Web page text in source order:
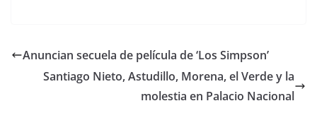
e
b
er l s
A
p
y
Li
n
gr
a
m
e
Anuncian secuela de película de ‘Los Simpson’
Santiago Nieto, Astudillo, Morena, el Verde y la
molestia en Palacio Nacional